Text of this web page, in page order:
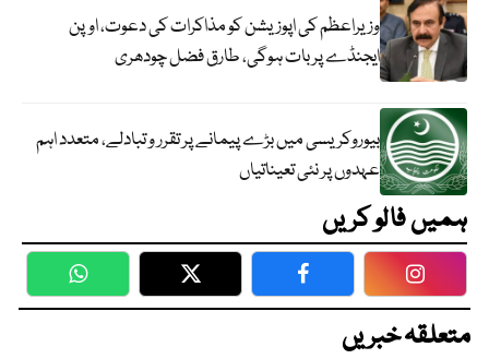
وزیراعظم کی اپوزیشن کو مذاکرات کی دعوت، اوپن
ایجنڈے پر بات ہوگی، طارق فضل چودھری
بیوروکریسی میں بڑے پیمانے پر تقرر و تبادلے، متعدد اہم
عہدوں پر نئی تعیناتیاں
ہمیں فالو کریں
WhatsApp Twitter Facebook
متعلقہ خبریں